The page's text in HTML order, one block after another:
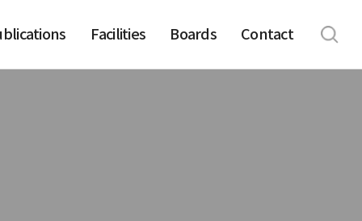
Facilities Boards Contact